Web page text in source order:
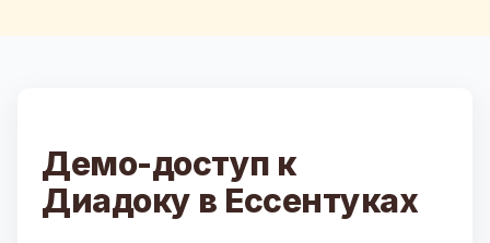
Демо-доступ к
Диадоку в Ессентуках